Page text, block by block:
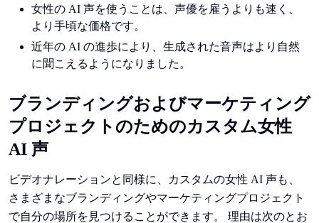
女性の AI 声を使うことは、声優を雇うよりも速く、
より手頃な価格です。
近年の AI の進歩により、生成された音声はより自然
に聞こえるようになりました。
ブランディングおよびマーケティング
プロジェクトのためのカスタム女性
AI 声
ビデオナレーションと同様に、カスタムの女性 AI 声も、
さまざまなブランディングやマーケティングプロジェクト
で自分の場所を見つけることができます。 理由は次のとお